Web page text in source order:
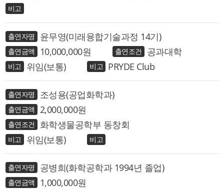
윤무영(미래융합기술과정 14기)
10,000,000
공과대학
위임(보통)
PRYDE Club
조성용(공업화학과)
2,000,000
화학생물공학부 동창회
위임(보통)
공병희(화학공학과 1994년 졸업)
1,000,000